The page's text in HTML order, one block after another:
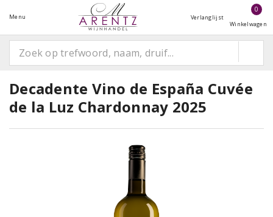
Menu Verlanglijst
0
Winkelwagen
Decadente Vino de España Cuvée
de la Luz Chardonnay 2025